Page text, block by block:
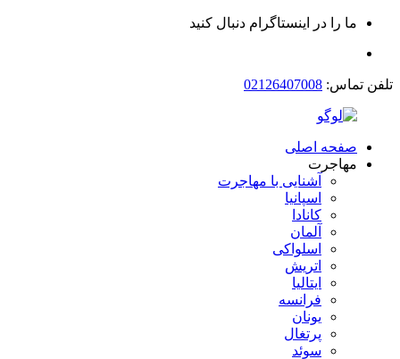
ما را در اینستاگرام دنبال کنید
تلفن تماس: 02126407008
صفحه اصلی
مهاجرت
آشنایی با مهاجرت
اسپانیا
کانادا
آلمان
اسلواکی
اتریش
ایتالیا
فرانسه
یونان
پرتغال
سوئد